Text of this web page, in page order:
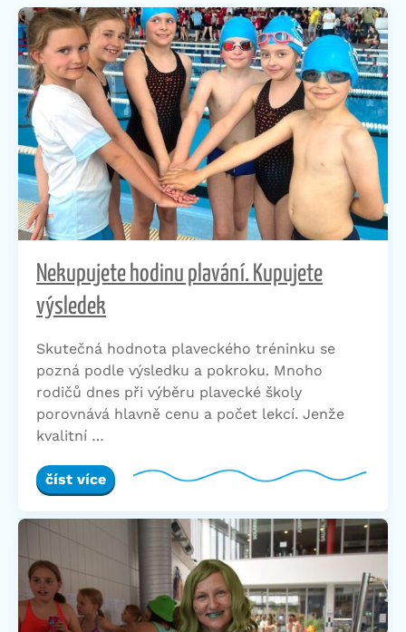
Nekupujete hodinu plavání. Kupujete
výsledek
Skutečná hodnota plaveckého tréninku se
pozná podle výsledku a pokroku. Mnoho
rodičů dnes při výběru plavecké školy
porovnává hlavně cenu a počet lekcí. Jenže
kvalitní …
číst více